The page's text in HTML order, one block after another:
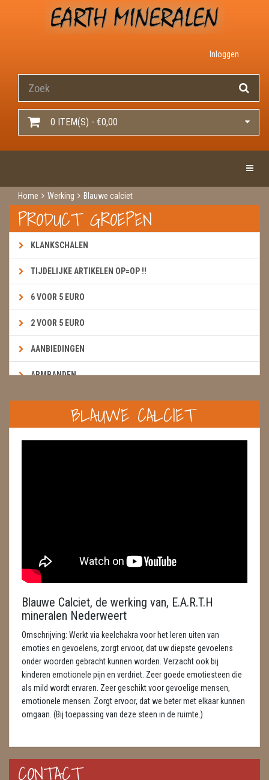
Inloggen
0 ITEM(S) - €0,00
Home Werking Blauwe calciet
PRODUCT GROEPEN
KLANKSCHALEN
TIJDELIJKE ARTIKELEN OP=OP !!
6 VOOR 5 EURO
2 VOOR 5 EURO
AANBIEDINGEN
ARMBANDEN
BOEKEN & KAARTEN E.A.R.T.H.
BOLLEN
ENGELEN
FENG SHUI
GEODE 'S / STANDAARDS
GESLEPEN STENEN
HANGERS
HARTEN
HUISREINIGING
BLAUWE CALCIET
Blauwe Calciet, de werking van, E.A.R.T.H
mineralen Nederweert
Omschrijving: Werkt via keelchakra voor het leren uiten van
emoties en gevoelens, zorgt ervoor, dat uw diepste gevoelens
onder woorden gebracht kunnen worden. Verzacht ook bij
kinderen emotionele pijn en verdriet. Zeer goede emotiesteen die
als mild wordt ervaren. Zeer geschikt voor gevoelige mensen,
emotionele mensen. Zorgt ervoor, dat we beter met elkaar kunnen
omgaan. (Bij toepassing van deze steen in de ruimte.)
CONTACT